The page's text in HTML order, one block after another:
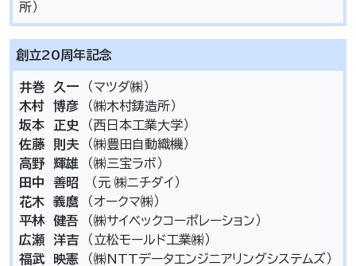
所）
創立20周年記念
井巻 久一 （マツダ㈱）
木村 博彦 （㈱木村鋳造所）
坂本 正史 （西日本工業大学）
佐藤 則夫 （㈱豊田自動織機）
高野 輝雄 （㈱三宝ラボ）
田中 善昭 （元 ㈱ニチダイ）
花木 義麿 （オークマ㈱）
平林 健吾 （㈱サイベックコーポレーション）
広瀬 洋吉 （立松モールド工業㈱）
福武 映憲 （㈱NTTデータエンジニアリングシステムズ）